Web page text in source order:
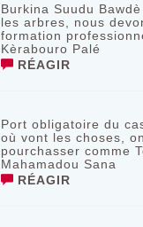
Burkina Suudu
les arbres, nous
formation
Kèrabouro Palé
RÉAGIR
Port obligatoire du
où vont les choses,
pourchasser comme
Mahamadou Sana
RÉAGIR